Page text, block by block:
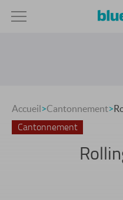
Accueil>Cantonnement>
Cantonnement